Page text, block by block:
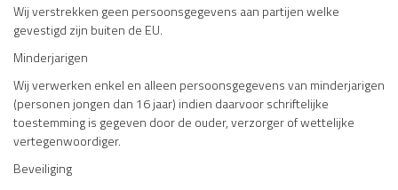
Wij verstrekken geen persoonsgegevens aan partijen welke
gevestigd zijn buiten de EU.
Minderjarigen
Wij verwerken enkel en alleen persoonsgegevens van minderjarigen
(personen jongen dan 16 jaar) indien daarvoor schriftelijke
toestemming is gegeven door de ouder, verzorger of wettelijke
vertegenwoordiger.
Beveiliging